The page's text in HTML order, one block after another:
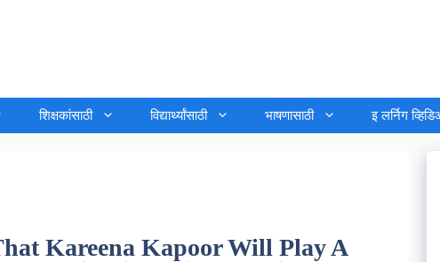
शिक्षकांसाठी विद्यार्थ्यांसाठी भाषणासाठी इ लर्निग
Kareena Kapoor Will Play A